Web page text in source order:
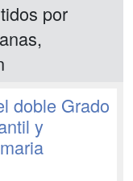
por
doble Grado
y